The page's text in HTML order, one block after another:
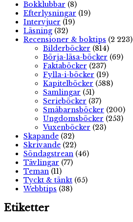
Bokklubbar (8)
Efterlysningar (19)
Intervjuer (19)
Läsning (32)
Recensioner & boktips (2 223)
Bilderböcker (814)
Börja-läsa-böcker (69)
Faktaböcker (237)
Fylla-i-böcker (19)
Kapitelböcker (588)
Samlingar (51)
Serieböcker (37)
Småbarnsböcker (200)
Ungdomsböcker (253)
Vuxenböcker (23)
Skapande (32)
Skrivande (22)
Söndagstrean (46)
Tävlingar (77)
Teman (11)
Tyckt & tänkt (65)
Webbtips (38)
Etiketter